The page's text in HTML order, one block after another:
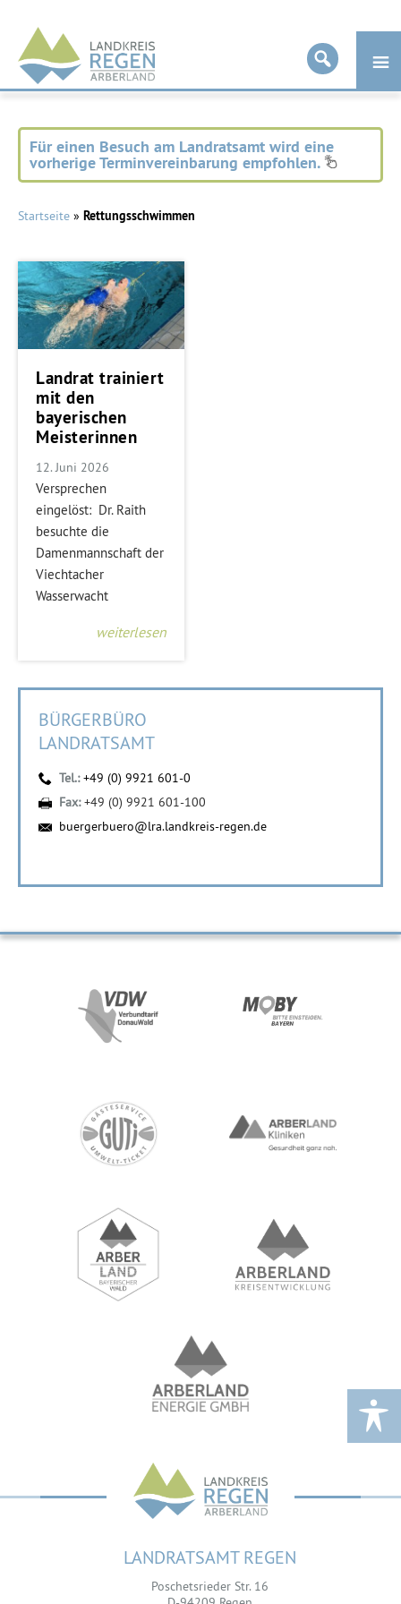
Landkreis
Regen
Für einen Besuch am Landratsamt wird eine
vorherige Terminvereinbarung empfohlen.
Startseite » Rettungsschwimmen
Landrat trainiert
mit den
bayerischen
Meisterinnen
12. Juni 2026
Versprechen
eingelöst: Dr. Raith
besuchte die
Damenmannschaft der
Viechtacher
Wasserwacht
weiterlesen
BÜRGERBÜRO
LANDRATSAMT
Tel.:+49 (0) 9921 601-0
Fax:+49 (0) 9921 601-100
buergerbuero@lra.landkreis-regen.de
LANDRATSAMT REGEN
Poschetsrieder Str. 16